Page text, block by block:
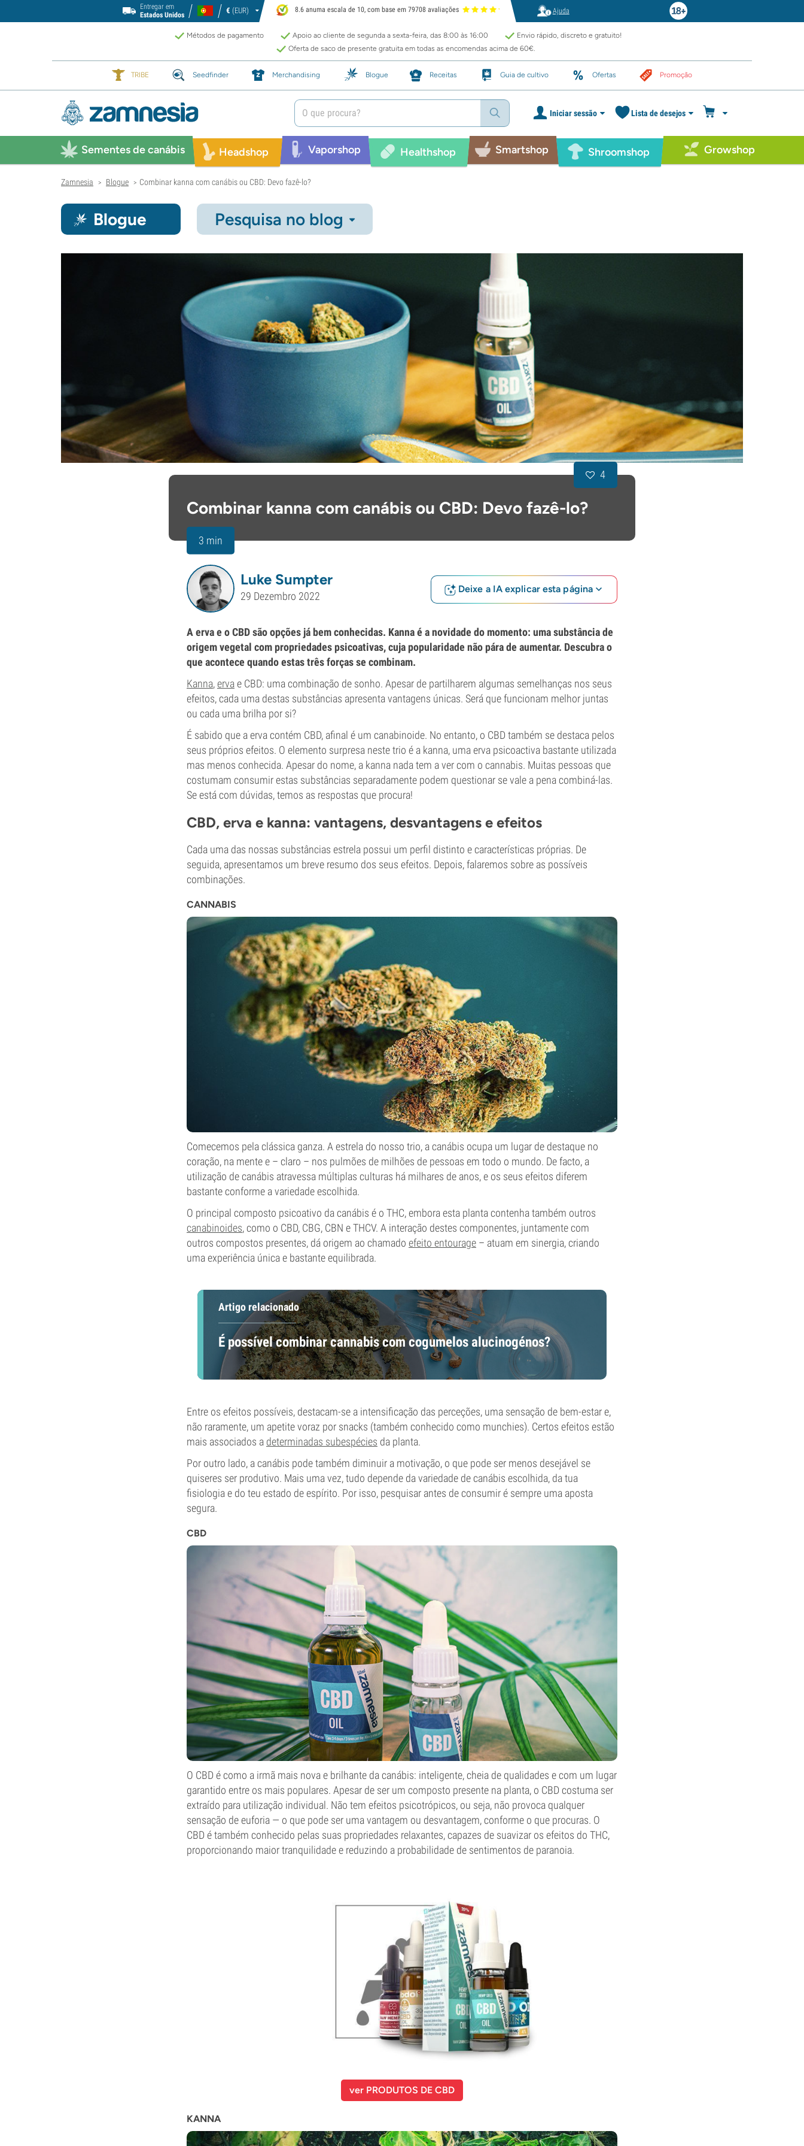
Entregar em
Estados Unidos
€ (EUR) 8.6 anuma escala de 10, com base em 79708 avaliações Ajuda
Métodos de pagamento Apoio ao cliente de segunda a sexta-feira, das 8:00 às 16:00
Envio rápido, discreto e gratuito!
Oferta de saco de presente gratuita em todas as encomendas acima de 60€.
TRIBE Seedfinder Merchandising Blogue Receitas Guia de cultivo Ofertas Promoção
Iniciar sessão Lista de desejos
Sementes de canábis Headshop Vaporshop Healthshop Smartshop Shroomshop Growshop
Zamnesia > Blogue > Combinar kanna com canábis ou CBD: Devo fazê-lo?
Blogue Pesquisa no blog
Combinar kanna com canábis ou CBD: Devo fazê-lo?
3 min
4
Luke Sumpter
29 Dezembro 2022
Deixe a IA explicar esta página
A erva e o CBD são opções já bem conhecidas. Kanna é a novidade do momento: uma substância de
origem vegetal com propriedades psicoativas, cuja popularidade não pára de aumentar. Descubra o
que acontece quando estas três forças se combinam.
Kanna,ervae CBD: uma combinação de sonho. Apesar de partilharem algumas semelhanças nos seus
efeitos, cada uma destas substâncias apresenta vantagens únicas. Será que funcionam melhor juntas
ou cada uma brilha por si?
É sabido que a erva contém CBD, afinal é um canabinoide. No entanto, o CBD também se destaca pelos
seus próprios efeitos. O elemento surpresa neste trio é a kanna, uma erva psicoactiva bastante utilizada
mas menos conhecida. Apesar do nome, a kanna nada tem a ver com o cannabis. Muitas pessoas que
costumam consumir estas substâncias separadamente podem questionar se vale a pena combiná-las.
Se está com dúvidas, temos as respostas que procura!
CBD, erva e kanna: vantagens, desvantagens e efeitos
Cada uma das nossas substâncias estrela possui um perfil distinto e características próprias. De
seguida, apresentamos um breve resumo dos seus efeitos. Depois, falaremos sobre as possíveis
combinações.
CANNABIS
Comecemos pela clássica ganza. A estrela do nosso trio, a canábis ocupa um lugar de destaque no
coração, na mente e – claro – nos pulmões de milhões de pessoas em todo o mundo. De facto, a
utilização de canábis atravessa múltiplas culturas há milhares de anos, e os seus efeitos diferem
bastante conforme a variedade escolhida.
O principal composto psicoativo da canábis é o THC, embora esta planta contenha também outros
canabinoides, como o CBD, CBG, CBN e THCV. A interação destes componentes, juntamente com
outros compostos presentes, dá origem ao chamado efeito entourage – atuam em sinergia, criando
uma experiência única e bastante equilibrada.
Artigo relacionado
É possível combinar cannabis com cogumelos alucinogénos?
Entre os efeitos possíveis, destacam-se a intensificação das perceções, uma sensação de bem-estar e,
não raramente, um apetite voraz por snacks (também conhecido como munchies). Certos efeitos estão
mais associados a determinadas subespécies da planta.
Por outro lado, a canábis pode também diminuir a motivação, o que pode ser menos desejável se
quiseres ser produtivo. Mais uma vez, tudo depende da variedade de canábis escolhida, da tua
fisiologia e do teu estado de espírito. Por isso, pesquisar antes de consumir é sempre uma aposta
segura.
CBD
O CBD é como a irmã mais nova e brilhante da canábis: inteligente, cheia de qualidades e com um lugar
garantido entre os mais populares. Apesar de ser um composto presente na planta, o CBD costuma ser
extraído para utilização individual. Não tem efeitos psicotrópicos, ou seja, não provoca qualquer
sensação de euforia — o que pode ser uma vantagem ou desvantagem, conforme o que procuras. O
CBD é também conhecido pelas suas propriedades relaxantes, capazes de suavizar os efeitos do THC,
proporcionando maior tranquilidade e reduzindo a probabilidade de sentimentos de paranoia.
ver PRODUTOS DE CBD
KANNA